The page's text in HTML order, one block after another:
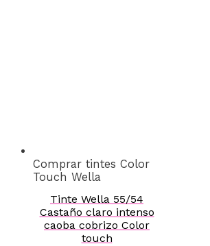
Comprar tintes Color
Touch Wella
Tinte Wella 55/54
Castaño claro intenso
caoba cobrizo Color
touch